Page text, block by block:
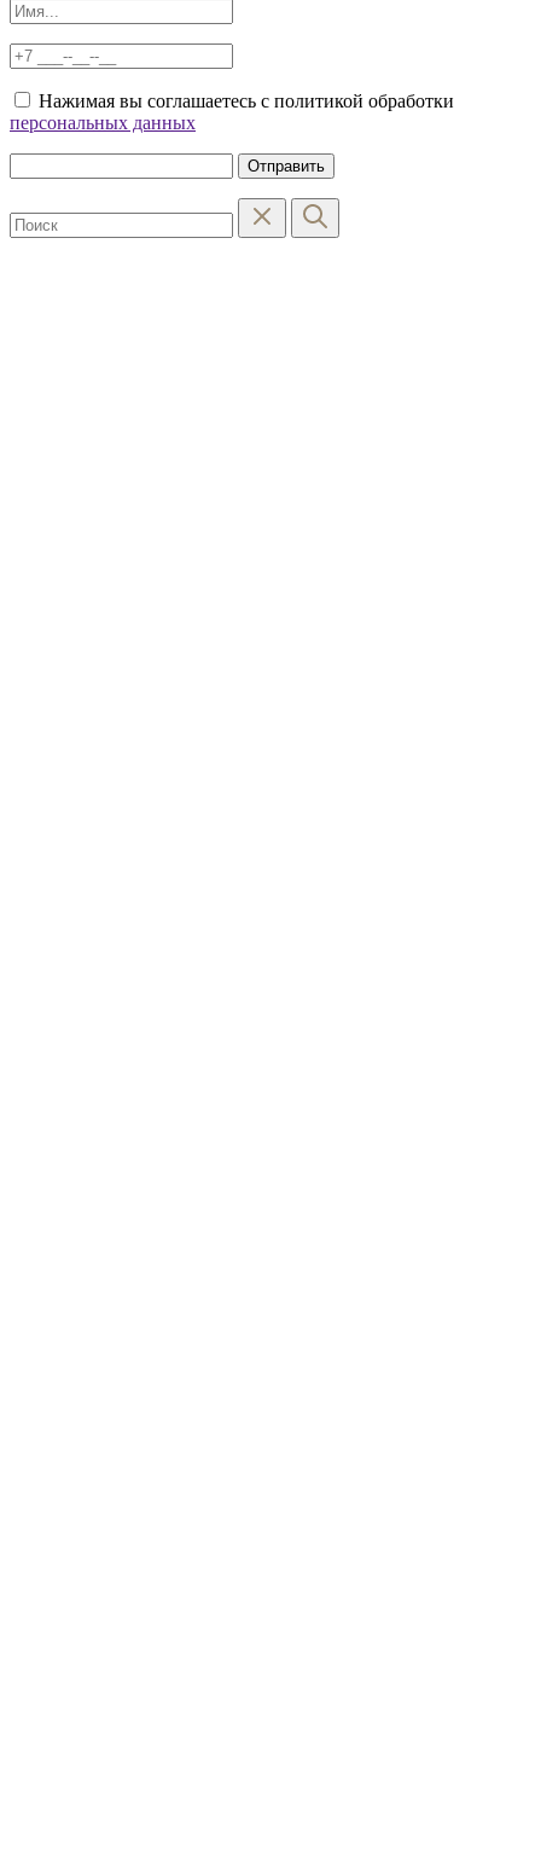
Нажимая вы соглашаетесь с политикой обработки
персональных данных